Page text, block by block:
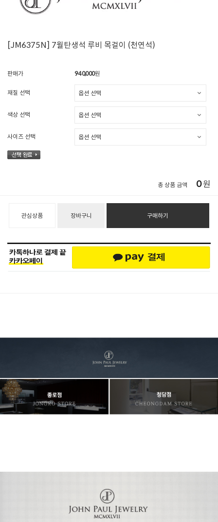
[JM6375N] 7월탄생석 루비 목걸이 (천연석)
판매가 940,000원
재질 선택
색상 선택
사이즈 선택
총 상품 금액 0원
관심상품 장바구니 구매하기